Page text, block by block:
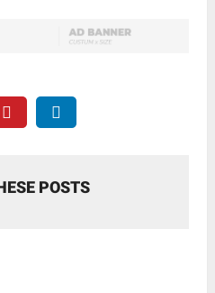
POSTS